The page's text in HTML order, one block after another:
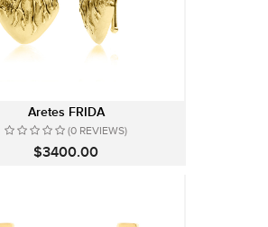
Aretes FRIDA
(0 REVIEWS)
$3400.00